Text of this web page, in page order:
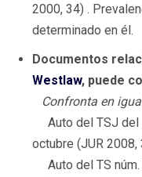
2000, 34) .
determinado en él.
Documentos
Westlaw, puede
Confronta en
Auto del TSJ del
octubre (JUR 2008,
Auto del TS núm.